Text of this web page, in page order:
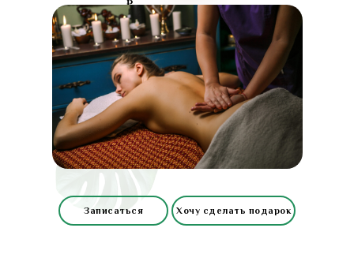
₽
Записаться Хочу сделать подарок